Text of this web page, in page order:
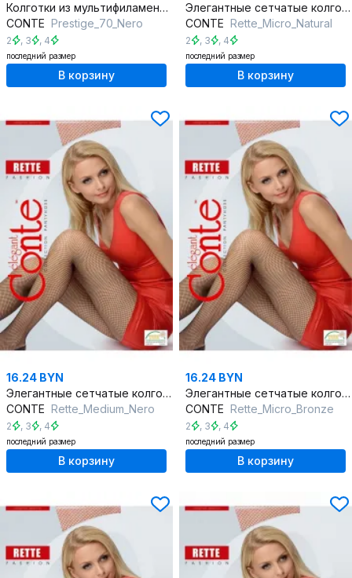
Колготки из мультифиламентных нитей, шёлковая элегантность, круглый год
CONTE Prestigе_70_Nero
2 , 3 , 4
последний размер
В корзину
Элегантные сетчатые колготки, акцент на ногах, круглый год
CONTE Rette_Micro_Natural
2 , 3 , 4
последний размер
В корзину
16.24 BYN
Элегантные сетчатые колготки, подчеркнут красоту ног, круглый год
CONTE Rette_Medium_Nero
2 , 3 , 4
последний размер
В корзину
16.24 BYN
Элегантные сетчатые колготки, акцент на ногах, круглый год
CONTE Rette_Micro_Bronze
2 , 3 , 4
последний размер
В корзину